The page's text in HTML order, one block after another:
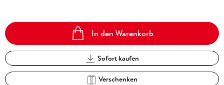
In den Warenkorb
Sofort kaufen
Verschenken